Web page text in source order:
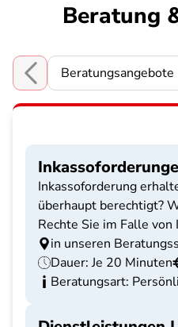
Beratung
Choose a section
Inkassoforderung
überhaupt berechtigt?
Rechte Sie im Falle von
in unseren
Dauer: Je 20 Minuten
Beratungsart: